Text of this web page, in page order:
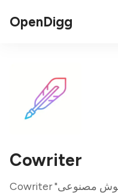
OpenDigg
Cowriter
Cowriter یک "ابزار نویسندگی مجهز به هوش مصنوعی"